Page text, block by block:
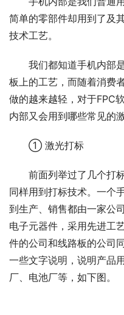
简单的零部件却用到了及
技术工艺。
我们都知道手机内部
板上的工艺，而随着消费
做的越来越轻，对于FPC
内部又会用到哪些常见的
① 激光打标
前面列举过了几个打
同样用到打标技术。一个
到生产、销售都由一家公
电子元器件，采用先进工
件的公司和线路板的公司
一些文字说明，说明产品
厂、电池厂等，如下图。